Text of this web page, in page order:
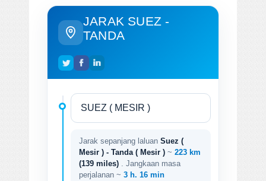
JARAK SUEZ -
TANDA
Jarak sepanjang laluan Suez (
Mesir ) - Tanda ( Mesir ) ~ 223 km
(139 miles)
. Jangkaan masa
perjalanan ~ 3 h. 16 min